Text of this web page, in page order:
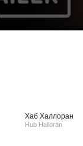
Хаб Халлоран
Hub Halloran